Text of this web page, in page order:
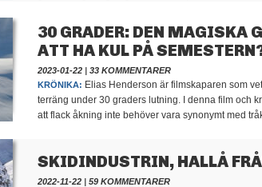
30 GRADER: DEN MAGISKA
ATT HA KUL PÅ
2023-01-22 | 33 KOMMENTARER
KRÖNIKA: Elias Henderson är filmskaparen som
terräng under 30 graders lutning. I denna film och
att flack åkning inte behöver vara synonymt med
SKIDINDUSTRIN, HALLÅ
2022-11-22 | 59 KOMMENTARER